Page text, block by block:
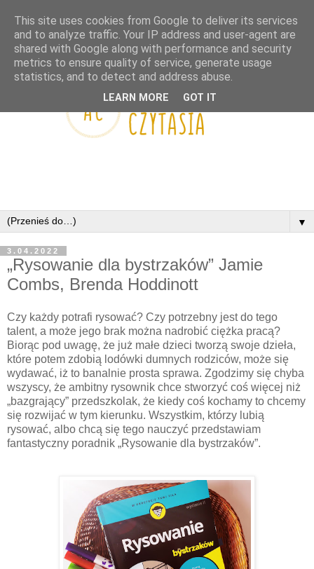
▼
3.04.2022
„Rysowanie dla bystrzaków” Jamie
Combs, Brenda Hoddinott
Czy każdy potrafi rysować? Czy potrzebny jest do tego
talent, a może jego brak można nadrobić ciężka pracą?
Biorąc pod uwagę, że już małe dzieci tworzą swoje dzieła,
które potem zdobią lodówki dumnych rodziców, może się
wydawać, iż to banalnie prosta sprawa. Zgodzimy się chyba
wszyscy, że ambitny rysownik chce stworzyć coś więcej niż
„bazgrający” przedszkolak, że kiedy coś kochamy to chcemy
się rozwijać w tym kierunku. Wszystkim, którzy lubią
rysować, albo chcą się tego nauczyć przedstawiam
fantastyczny poradnik „Rysowanie dla bystrzaków”.
This site uses cookies from Google to deliver its services
and to analyze traffic. Your IP address and user-agent are
shared with Google along with performance and security
metrics to ensure quality of service, generate usage
statistics, and to detect and address abuse.
LEARN MORE GOT IT